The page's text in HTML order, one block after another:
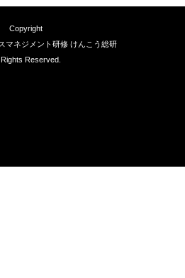
Copyright
マネジメント研修 けんこう総研
Rights Reserved.